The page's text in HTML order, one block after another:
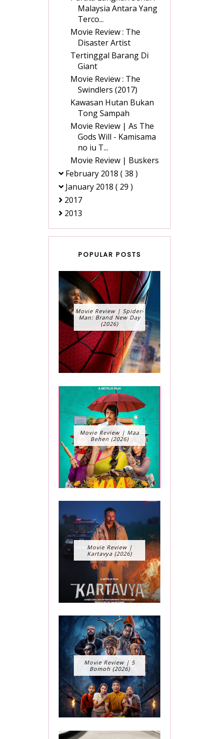
Malaysia Antara Yang
Terco...
Movie Review : The
Disaster Artist
Tertinggal Barang Di
Giant
Movie Review : The
Swindlers (2017)
Kawasan Hutan Bukan
Tong Sampah
Movie Review | As The
Gods Will - Kamisama
no iu T...
Movie Review | Buskers
February 2018 ( 38 )
January 2018 ( 29 )
2017
2013
POPULAR POSTS
Movie Review | Spider-
Man: Brand New Day
(2026)
Movie Review | Maa
Behen (2026)
Movie Review |
Kartavya (2026)
Movie Review | 5
Bomoh (2026)